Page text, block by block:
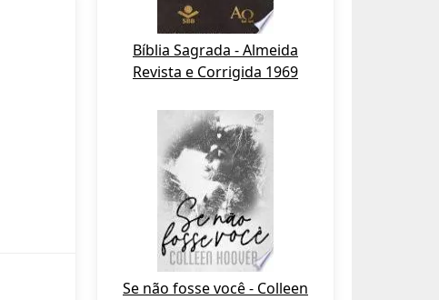
Bíblia Sagrada - Almeida
Revista e Corrigida 1969
Se não fosse você - Colleen